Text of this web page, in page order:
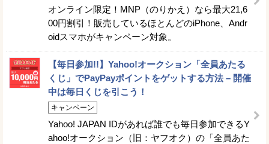
オンライン限定！MNP（のりかえ）なら最大21,6
00円割引！販売しているほとんどのiPhone、Andr
oidスマホがキャンペーン対象。
【毎日参加!!】Yahoo!オークション「全員あたる
くじ」でPayPayポイントをゲットする方法 – 開催
中は毎日くじを引こう！
キャンペーン
Yahoo! JAPAN IDがあれば誰でも毎日参加できるY
ahoo!オークション（旧：ヤフオク）の「全員あた